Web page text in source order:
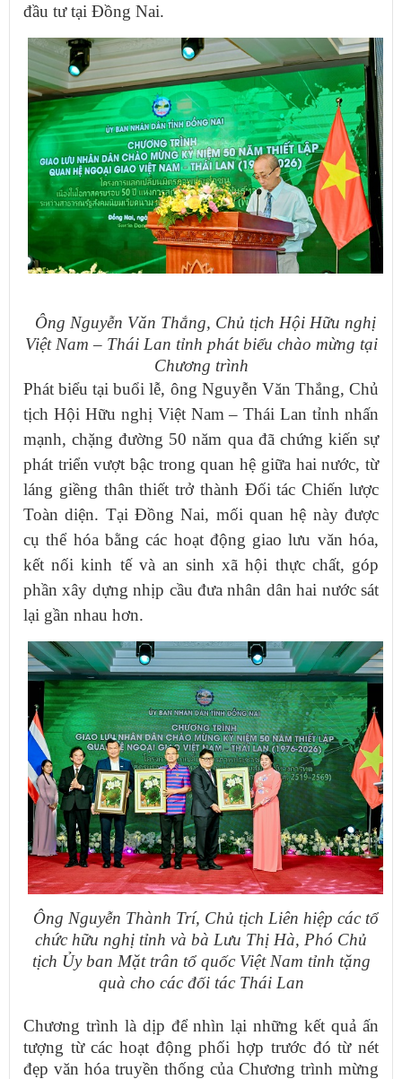
đầu tư tại Đồng Nai.
Ông Nguyễn Văn Thắng, Chủ tịch Hội Hữu nghị
Việt Nam – Thái Lan tỉnh phát biểu chào mừng tại
Chương trình
Phát biểu tại buổi lễ, ông Nguyễn Văn Thắng, Chủ
tịch Hội Hữu nghị Việt Nam – Thái Lan tỉnh nhấn
mạnh, chặng đường 50 năm qua đã chứng kiến sự
phát triển vượt bậc trong quan hệ giữa hai nước, từ
láng giềng thân thiết trở thành Đối tác Chiến lược
Toàn diện. Tại Đồng Nai, mối quan hệ này được
cụ thể hóa bằng các hoạt động giao lưu văn hóa,
kết nối kinh tế và an sinh xã hội thực chất, góp
phần xây dựng nhịp cầu đưa nhân dân hai nước sát
lại gần nhau hơn.
Ông Nguyễn Thành Trí, Chủ tịch Liên hiệp các tổ
chức hữu nghị tỉnh và bà Lưu Thị Hà, Phó Chủ
tịch Ủy ban Mặt trân tổ quốc Việt Nam tỉnh tặng
quà​ cho các đối tác Thái Lan
Chương trình là dịp để nhìn lại những kết quả ấn
tượng từ các hoạt động phối hợp trước đó từ nét
đẹp văn hóa truyền thống của Chương trình mừng